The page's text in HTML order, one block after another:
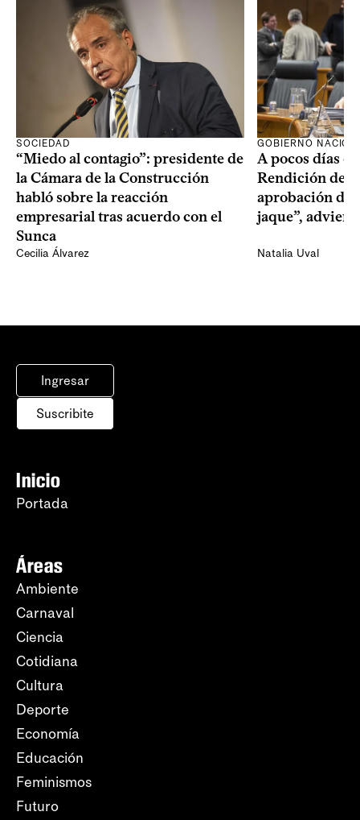
SOCIEDAD
“Miedo al contagio”: presidente de
la Cámara de la Construcción
habló sobre la reacción
empresarial tras acuerdo con el
Sunca
Cecilia Álvarez
GOBIERNO
A pocos días
Rendición de
aprobación del
jaque”,
Natalia Uval
Ingresar
Suscribite
Inicio
Portada
Áreas
Ambiente
Carnaval
Ciencia
Cotidiana
Cultura
Deporte
Economía
Educación
Feminismos
Futuro